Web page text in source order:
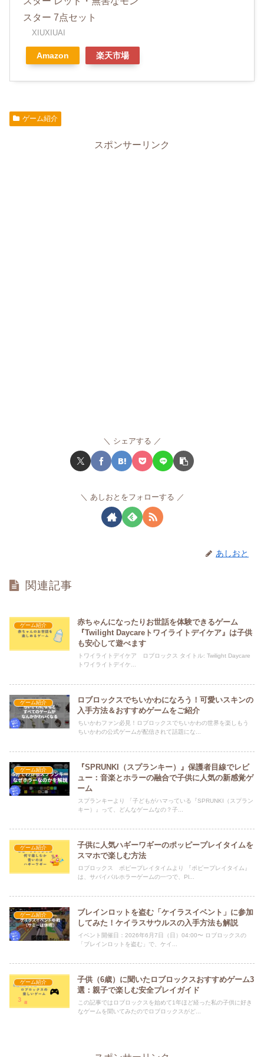
スター 7点セット
XIUXIUAI
Amazon 楽天市場
ゲーム紹介
スポンサーリンク
シェアする
あしおとをフォローする
あしおと
関連記事
ゲーム紹介
赤ちゃんになったりお世話を体験できるゲーム
『Twilight Daycareトワイライトデイケア』は子供
も安心して遊べます
トワイライトデイケア ロブロックス タイトル: Twilight Daycare
トワイライトデイケ...
ゲーム紹介
ロブロックスでちいかわになろう！可愛いスキンの
入手方法＆おすすめゲームをご紹介
ちいかわファン必見！ロブロックスでちいかわの世界を楽しもう
ちいかわの公式ゲームが配信されて話題にな...
ゲーム紹介
『SPRUNKI（スプランキー）』保護者目線でレビ
ュー：音楽とホラーの融合で子供に人気の新感覚ゲ
ーム
スプランキーより 「子どもがハマっている『SPRUNKI（スプラン
キー）』って、どんなゲームなの？子...
ゲーム紹介
子供に人気ハギーワギーのポッピープレイタイムを
スマホで楽しむ方法
ロブロックス ポピープレイタイムより 『ポピープレイタイム』
は、サバイバルホラーゲームの一つで、Pl...
ゲーム紹介
ブレインロットを盗む「ケイラスイベント」に参加
してみた！ケイラスサウルスの入手方法も解説
イベント開催日：2026年6月7日（日）04:00〜 ロブロックスの
「ブレインロットを盗む」で、ケイ...
ゲーム紹介
子供（6歳）に聞いたロブロックスおすすめゲーム3
選：親子で楽しむ安全プレイガイド
この記事ではロブロックスを始めて1年ほど経った私の子供に好き
なゲームを聞いてみたのでロブロックスがど...